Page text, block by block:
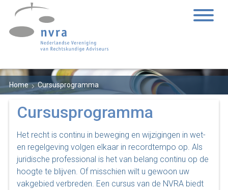
Home Cursusprogramma
Cursusprogramma
Het recht is continu in beweging en wijzigingen in wet-
en regelgeving volgen elkaar in recordtempo op. Als
juridische professional is het van belang continu op de
hoogte te blijven. Of misschien wilt u gewoon uw
vakgebied verbreden. Een cursus van de NVRA biedt